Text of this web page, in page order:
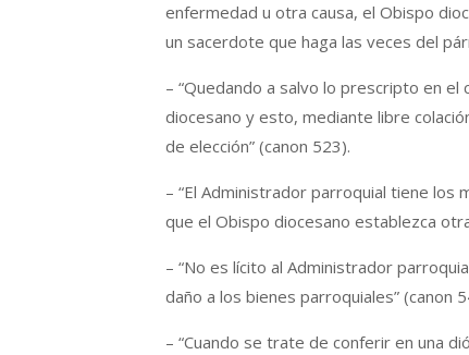
enfermedad u otra causa, el Obispo
un sacerdote que haga las veces del
– “Quedando a salvo lo prescripto en
diocesano y esto, mediante libre
de elección” (canon 523).
– “El Administrador parroquial tiene
que el Obispo diocesano establezca
– “No es lícito al Administrador
daño a los bienes parroquiales” (canon
– “Cuando se trate de conferir en una